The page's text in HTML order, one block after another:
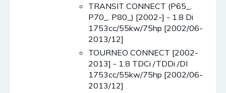
TRANSIT CONNECT (P65_.
P70_. P80_) [2002-] - 1.8 Di
1753cc/55kw/75hp [2002/06-
2013/12]
TOURNEO CONNECT [2002-
2013] - 1.8 TDCi /TDDi /DI
1753cc/55kw/75hp [2002/06-
2013/12]